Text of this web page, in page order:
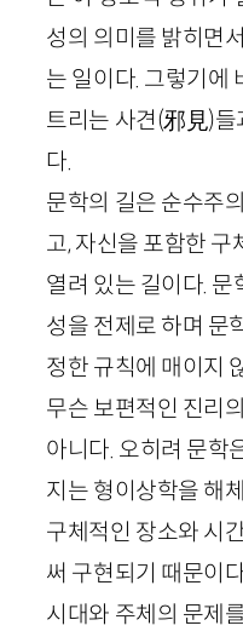
성의 의미를 밝히면
는 일이다. 그렇기에
트리는 사견(邪見)들
다.
문학의 길은 순수주
고, 자신을 포함한 구
열려 있는 길이다.
성을 전제로 하며 문
정한 규칙에 매이지
무슨 보편적인 진리
아니다. 오히려 문학
지는 형이상학을 해
구체적인 장소와 시
써 구현되기 때문이
시대와 주체의 문제